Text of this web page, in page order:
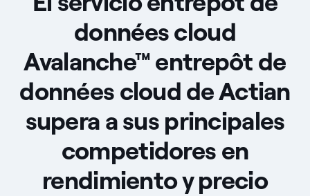
Soluciones
données cloud
Avalanche™ entrepôt de
données cloud de Actian
supera a sus principales
competidores en
rendimiento y precio